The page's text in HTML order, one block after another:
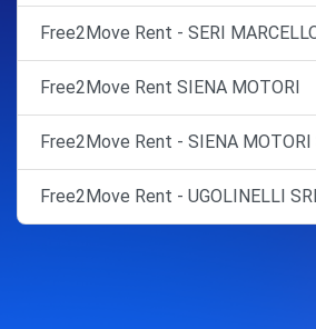
Free2Move Rent - SERI
Free2Move Rent SIENA MOTORI
Free2Move Rent - SIENA MOTORI
Free2Move Rent - UGOLINELLI